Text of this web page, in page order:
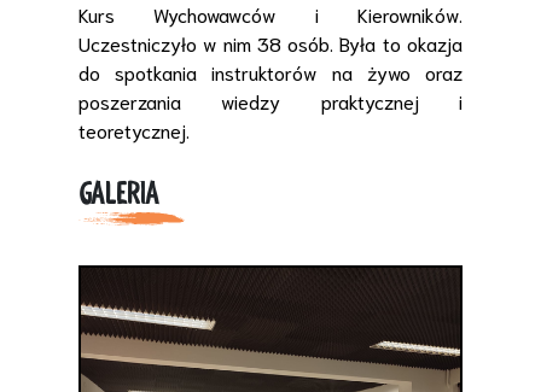
Kurs Wychowawców i Kierowników.
Uczestniczyło w nim 38 osób. Była to okazja
do spotkania instruktorów na żywo oraz
poszerzania wiedzy praktycznej i
teoretycznej.
GALERIA